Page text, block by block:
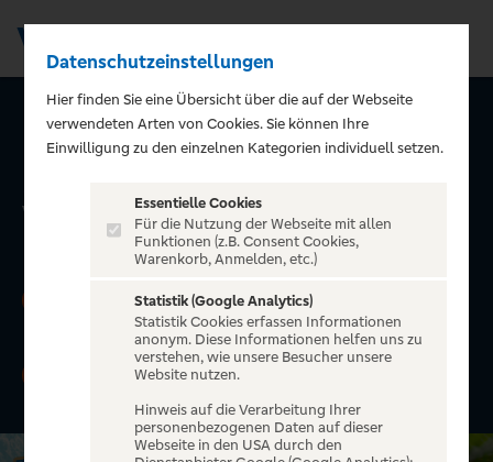
Urlaub. All-Inclusive.
Visa.
Jetzt »GoldCard von Visa« beantragen und
100 EUR Reisegutscheinerhalten.
Zusätzlich die Chance erhalten, ein
Datenschutzeinstellungen
Hier finden Sie eine Übersicht über die auf der Webseite
verwendeten Arten von Cookies. Sie können Ihre
Einwilligung zu den einzelnen Kategorien individuell setzen.
Essentielle Cookies
Für die Nutzung der Webseite mit allen
Funktionen (z.B. Consent Cookies,
Warenkorb, Anmelden, etc.)
Statistik (Google Analytics)
Statistik Cookies erfassen Informationen
anonym. Diese Informationen helfen uns zu
verstehen, wie unsere Besucher unsere
Website nutzen.
Hinweis auf die Verarbeitung Ihrer
personenbezogenen Daten auf dieser
Webseite in den USA durch den